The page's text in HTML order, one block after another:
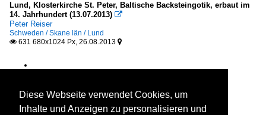
Lund, Klosterkirche St. Peter, Baltische Backsteingotik, erbaut im
14. Jahrhundert (13.07.2013) 
Peter Reiser
Schweden / Skane län / Lund
 631 680x1024 Px, 26.08.2013 
Diese Webseite verwendet Cookies, um
Inhalte und Anzeigen zu personalisieren und